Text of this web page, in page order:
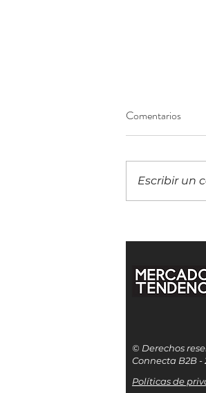
financiero!
IX edición
Comentarios
Escribir un
© Derechos
Connecta B2B -
Políticas de